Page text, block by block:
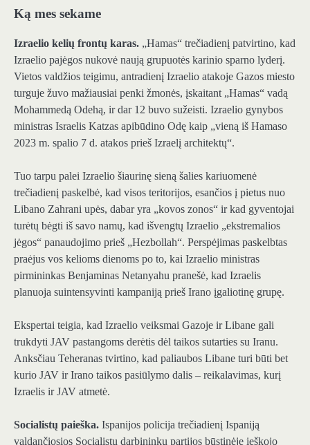
Ką mes sekame
Izraelio kelių frontų karas. „Hamas“ trečiadienį patvirtino, kad
Izraelio pajėgos nukovė naują grupuotės karinio sparno lyderį.
Vietos valdžios teigimu, antradienį Izraelio atakoje Gazos miesto
turguje žuvo mažiausiai penki žmonės, įskaitant „Hamas“ vadą
Mohammedą Odehą, ir dar 12 buvo sužeisti. Izraelio gynybos
ministras Israelis Katzas apibūdino Odę kaip „vieną iš Hamaso
2023 m. spalio 7 d. atakos prieš Izraelį architektų“.
Tuo tarpu palei Izraelio šiaurinę sieną šalies kariuomenė
trečiadienį paskelbė, kad visos teritorijos, esančios į pietus nuo
Libano Zahrani upės, dabar yra „kovos zonos“ ir kad gyventojai
turėtų bėgti iš savo namų, kad išvengtų Izraelio „ekstremalios
jėgos“ panaudojimo prieš „Hezbollah“. Perspėjimas paskelbtas
praėjus vos kelioms dienoms po to, kai Izraelio ministras
pirmininkas Benjaminas Netanyahu pranešė, kad Izraelis
planuoja suintensyvinti kampaniją prieš Irano įgaliotinę grupę.
Ekspertai teigia, kad Izraelio veiksmai Gazoje ir Libane gali
trukdyti JAV pastangoms derėtis dėl taikos sutarties su Iranu.
Anksčiau Teheranas tvirtino, kad paliaubos Libane turi būti bet
kurio JAV ir Irano taikos pasiūlymo dalis – reikalavimas, kurį
Izraelis ir JAV atmetė.
Socialistų paieška. Ispanijos policija trečiadienį Ispaniją
valdančiosios Socialistų darbininkų partijos būstinėje ieškojo